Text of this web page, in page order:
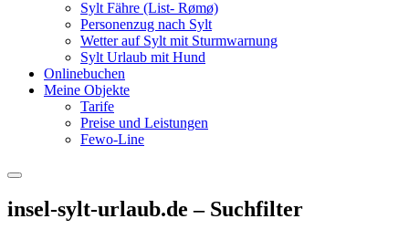
Sylt Fähre (List- Rømø)
Personenzug nach Sylt
Wetter auf Sylt mit Sturmwarnung
Sylt Urlaub mit Hund
Onlinebuchen
Meine Objekte
Tarife
Preise und Leistungen
Fewo-Line
insel-sylt-urlaub.de – Suchfilter